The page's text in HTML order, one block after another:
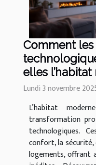
Comment
elles
Lundi 3 novembre
L’habitat
transformation
technologiques.
confort, la sécurité,
logements, offrant